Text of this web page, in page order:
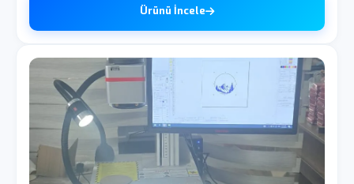
Ürünü İncele